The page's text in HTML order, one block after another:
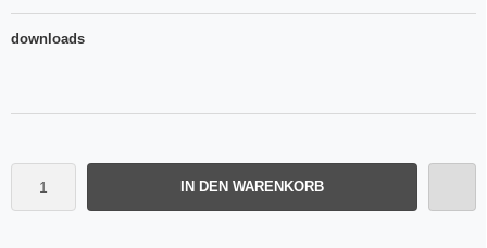
downloads
IN DEN WARENKORB